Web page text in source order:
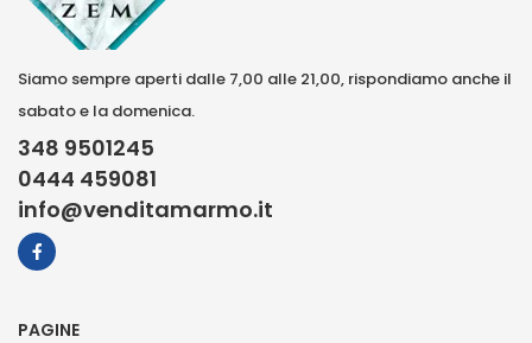
Siamo sempre aperti dalle 7,00 alle 21,00, rispondiamo anche il
sabato e la domenica.
348 9501245
0444 459081
info@venditamarmo.it
PAGINE